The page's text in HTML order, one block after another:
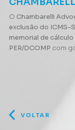
O Chambarelli
exclusão do ICMS-
memorial de
PER/DCOMP com
VOLTAR